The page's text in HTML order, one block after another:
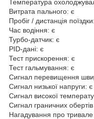
Температура
Витрата пального: є
Пробіг / дистанція
Час водіння: є
Турбо-датчик: є
PID-дані: є
Тест прискорення: є
Тест гальмування: є
Сигнал перевищення
Сигнал низької напруги: є
Сигнал високої
Сигнал граничних
Нагадування про тривале